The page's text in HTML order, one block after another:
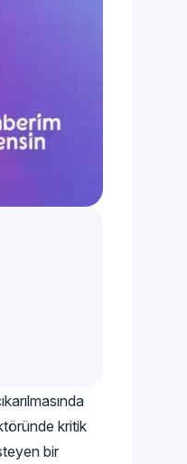
kritik
bir